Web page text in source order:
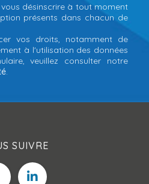
désinscrire à tout moment
présents dans chacun de
vos droits, notamment de
à l'utilisation des données
veuillez consulter notre
.
SUIVRE